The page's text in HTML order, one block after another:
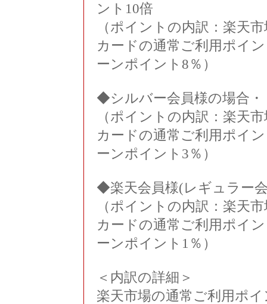
ント10倍
（ポイントの内訳：楽天
カードの通常ご利用ポイ
ーンポイント8％）
◆シルバー会員様の場合・
（ポイントの内訳：楽天
カードの通常ご利用ポイ
ーンポイント3％）
◆楽天会員様(レギュラー
（ポイントの内訳：楽天
カードの通常ご利用ポイ
ーンポイント1％）
＜内訳の詳細＞
楽天市場の通常ご利用ポ